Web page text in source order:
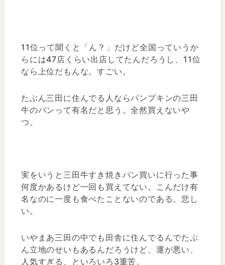
11位って聞くと「ん？」だけど全国っていうか
らには47店くらい出店してたんだろうし、11位
なら上位だもんな。すごい。
たぶん三田に住んでる人ならパンプキンの三田
牛のパンって有名だと思う。全然買えないや
つ。
実をいうと三田牛すき焼きパン買いに行った事
何度かあるけど一回も買えてない。こんだけ有
名なのに一度も食べたことないのである。悲し
い。
いやまあ三田の中でも田舎に住んでるんでたぶ
ん立地のせいもあるんだろうけど、運が悪い、
人気すぎる、といろいろ3重苦。